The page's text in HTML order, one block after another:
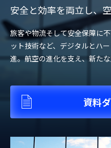
安全と効率を両立し、
旅客や物流そして安全保障に
ット技術など、デジタルとハ
進。航空の進化を支え、新た
資料